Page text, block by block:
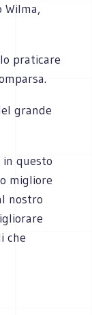
Wilma,
praticare
grande
questo
migliore
nostro
che